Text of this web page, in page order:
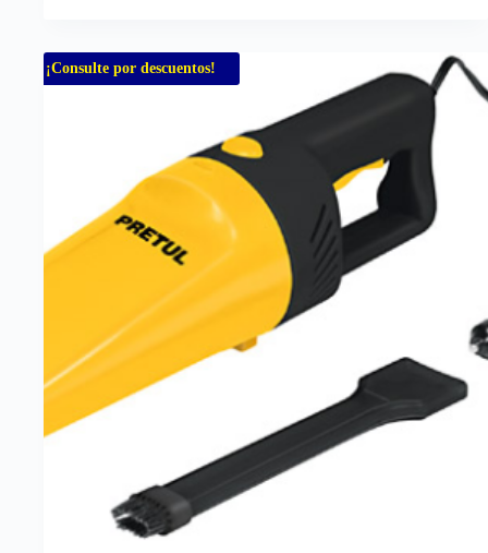
¡Consulte por descuentos!